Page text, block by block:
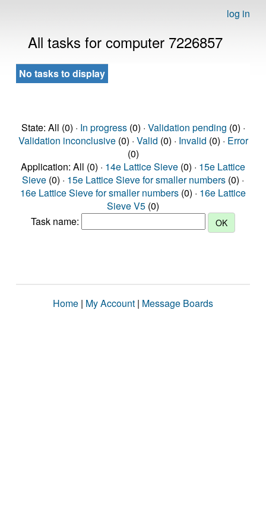
log in
All tasks for computer 7226857
No tasks to display
State: All (0) · In progress(0) · Validation pending (0) ·
Validation inconclusive(0) · Valid (0) · Invalid (0) · Error
(0)
Application: All (0) · 14e Lattice Sieve (0) · 15e Lattice
Sieve (0) · 15e Lattice Sieve for smaller numbers (0) ·
16e Lattice Sieve for smaller numbers (0) · 16e Lattice
Sieve V5 (0)
Task name:
Home | My Account | Message Boards